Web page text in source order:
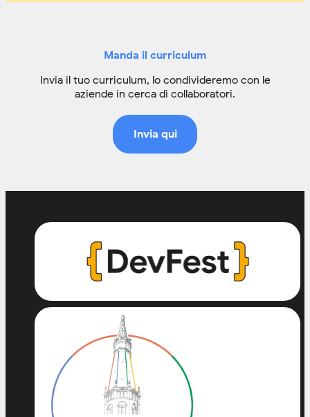
Manda il curriculum
Invia il tuo curriculum, lo condivideremo con le
aziende in cerca di collaboratori.
Invia qui